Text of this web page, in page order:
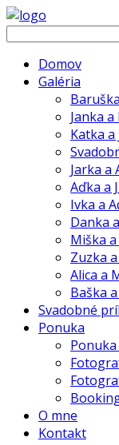
Domov
Galéria
Janka
Katka a
Jarka a
Aďka a
Ivka a
Danka
Miška
Zuzka
Alica a
Baška
Svadobné
Ponuka
O mne
Kontakt